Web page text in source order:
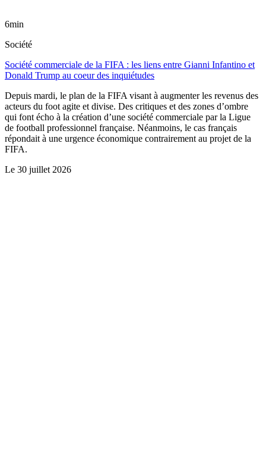
6min
Société
Société commerciale de la FIFA : les liens entre Gianni Infantino et
Donald Trump au coeur des inquiétudes
Depuis mardi, le plan de la FIFA visant à augmenter les revenus des
acteurs du foot agite et divise. Des critiques et des zones d’ombre
qui font écho à la création d’une société commerciale par la Ligue
de football professionnel française. Néanmoins, le cas français
répondait à une urgence économique contrairement au projet de la
FIFA.
Le 30 juillet 2026